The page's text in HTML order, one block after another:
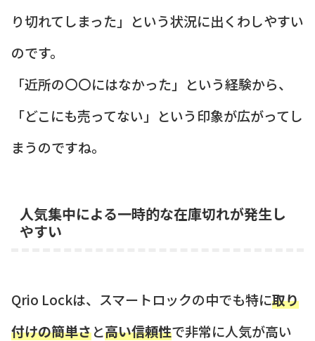
り切れてしまった」という状況に出くわしやすい
のです。
「近所の〇〇にはなかった」という経験から、
「どこにも売ってない」という印象が広がってし
まうのですね。
人気集中による一時的な在庫切れが発生し
やすい
Qrio Lockは、スマートロックの中でも特に取り
付けの簡単さと高い信頼性で非常に人気が高い